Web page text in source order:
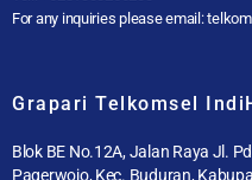
For any inquiries please email:
Grapari Telkomsel
Blok BE No.12A, Jalan Raya Jl.
Pagerwojo, Kec. Buduran,